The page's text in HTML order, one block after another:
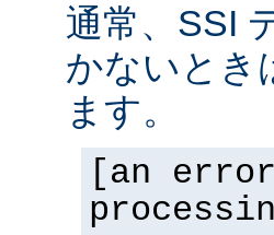
通常、SSI
かないとき
ます。
[an